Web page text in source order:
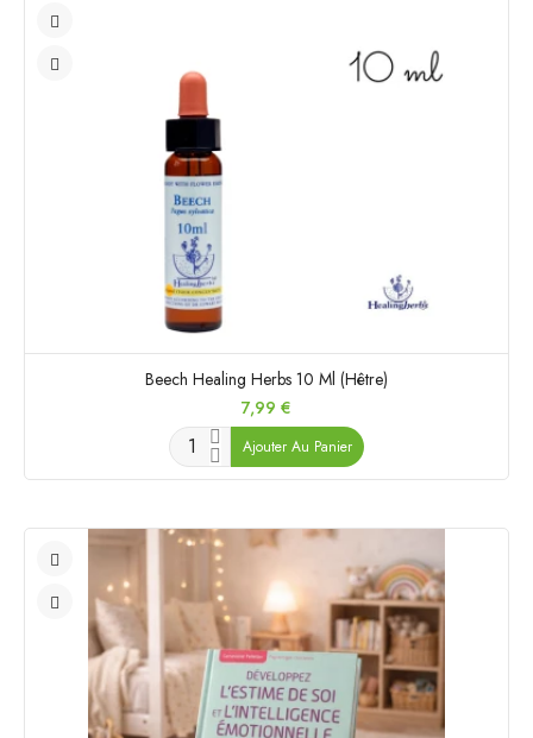
Beech Healing Herbs 10 Ml (Hêtre)
Prix
7,99 €
Ajouter Au Panier